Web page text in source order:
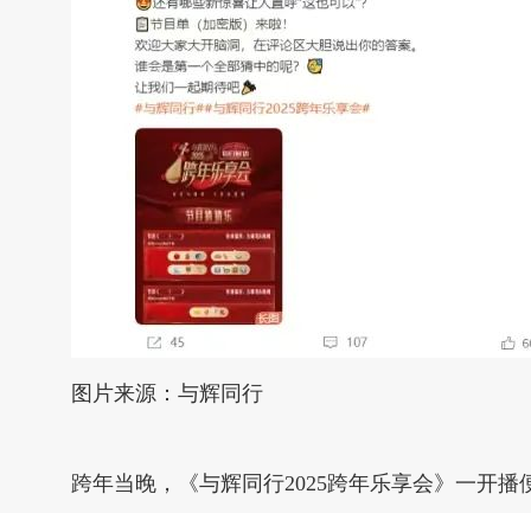
图片来源：与辉同行
跨年当晚，《与辉同行2025跨年乐享会》一开